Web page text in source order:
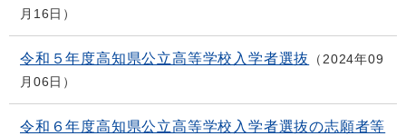
月16日
令和５年度高知県公立高等学校入学者選抜
2024年09
月06日
令和６年度高知県公立高等学校入学者選抜の志願者等